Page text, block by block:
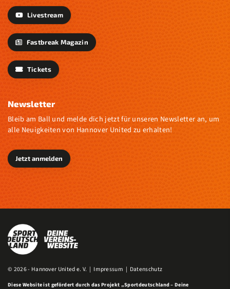
Livestream
Fastbreak Magazin
Tickets
Newsletter
Bleib am Ball und melde dich jetzt für unseren Newsletter an, um
alle Neuigkeiten von Hannover United zu erhalten!
Jetzt anmelden
© 2026 - Hannover United e. V. | Impressum | Datenschutz
Diese Website ist gefördert durch das Projekt „Sportdeutschland – Deine